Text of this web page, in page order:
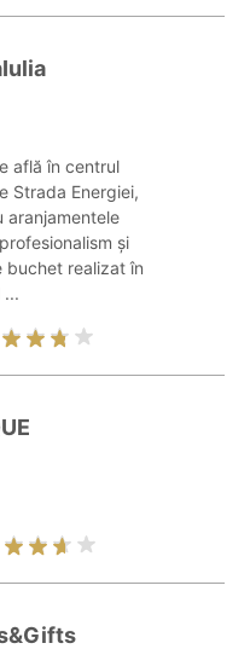
află în centrul
Strada Energiei,
aranjamentele
și
buchet realizat în
...